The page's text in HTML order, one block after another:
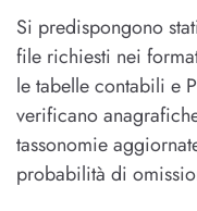
Si predispongono
file richiesti nei
le tabelle contabili e
verificano
tassonomie
probabilità di